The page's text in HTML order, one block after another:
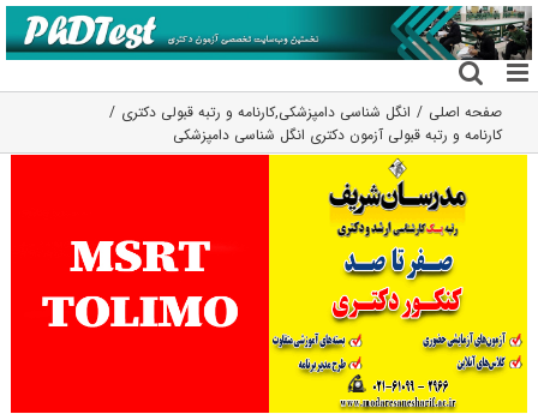
رفتن
به
محتوا
صفحه اصلی انگل شناسی دامپزشکی,کارنامه و رتبه قبولی دکتری
کارنامه و رتبه قبولی آزمون دکتری انگل شناسی دامپزشکی